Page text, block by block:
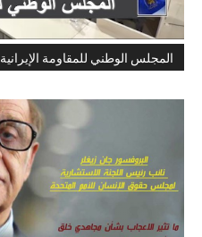
المجلس الوطني للمقاومة الإيرانية